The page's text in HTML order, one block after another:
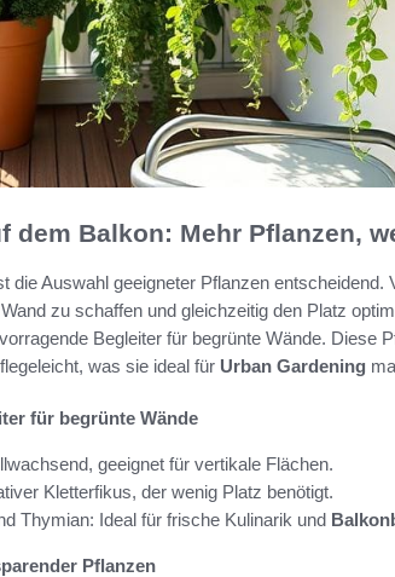
dem Balkon: Mehr Pflanzen,
die Auswahl geeigneter Pflanzen entscheidend.
zu schaffen und gleichzeitig den Platz
Begleiter für begrünte Wände. Diese
was sie ideal für Urban Gardening
für begrünte Wände
geeignet für vertikale Flächen.
Kletterfikus, der wenig Platz benötigt.
Thymian: Ideal für frische Kulinarik und
Pflanzen